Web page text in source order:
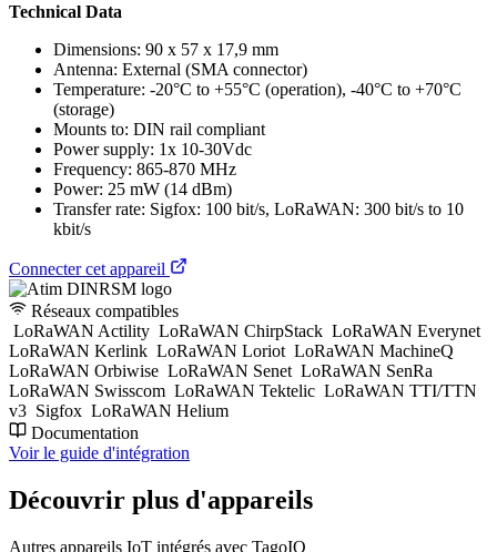
Technical Data
Dimensions: 90 x 57 x 17,9 mm
Antenna: External (SMA connector)
Temperature: -20°C to +55°C (operation), -40°C to +70°C
(storage)
Mounts to: DIN rail compliant
Power supply: 1x 10-30Vdc
Frequency: 865-870 MHz
Power: 25 mW (14 dBm)
Transfer rate: Sigfox: 100 bit/s, LoRaWAN: 300 bit/s to 10
kbit/s
Connecter cet appareil
Réseaux compatibles
LoRaWAN Actility LoRaWAN ChirpStack LoRaWAN Everynet
LoRaWAN Kerlink LoRaWAN Loriot LoRaWAN MachineQ
LoRaWAN Orbiwise LoRaWAN Senet LoRaWAN SenRa
LoRaWAN Swisscom LoRaWAN Tektelic LoRaWAN TTI/TTN
v3 Sigfox LoRaWAN Helium
Documentation
Voir le guide d'intégration
Découvrir plus d'appareils
Autres appareils IoT intégrés avec TagoIO